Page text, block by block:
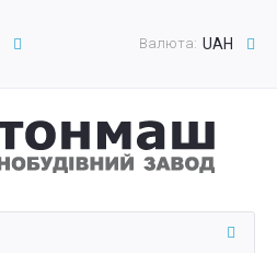
Валюта: UAH